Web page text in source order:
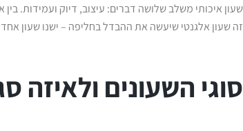
שעון איכותי משלב שלושה דברים: עיצוב, דיוק ועמידות.
זה שעון אלגנטי שיעשה את ההבדל בחליפה – ישנו שעון אחד
סוגי השעונים ולאיזה